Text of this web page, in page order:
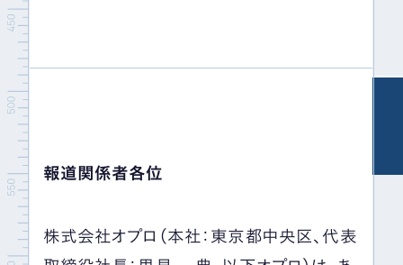
報道関係者各位
株式会社オプロ（本社：東京都中央区、代表